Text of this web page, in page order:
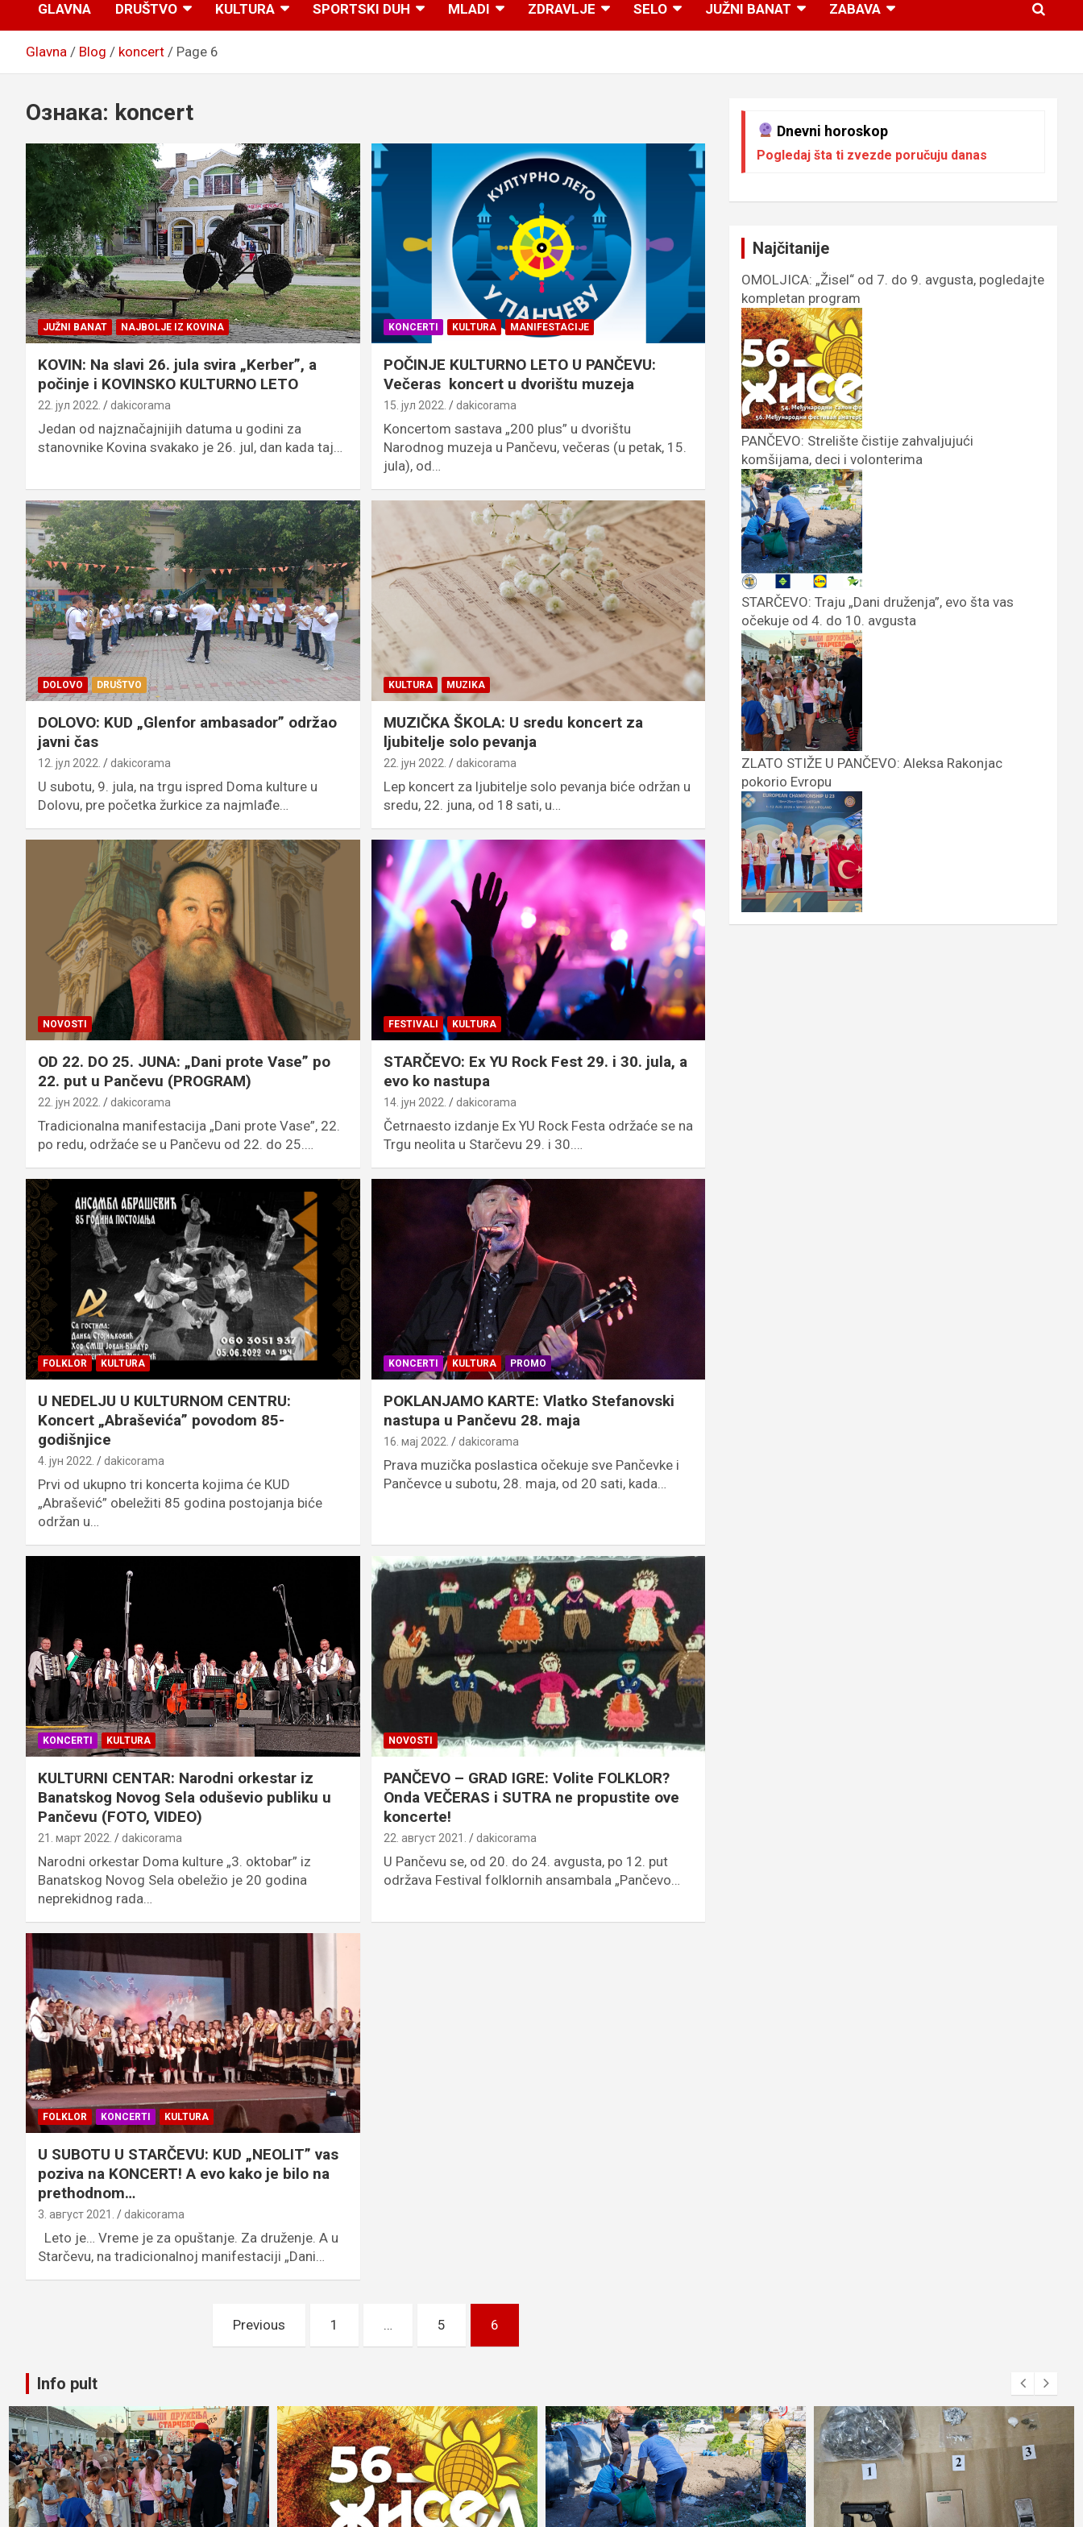
GLAVNA DRUŠTVO KULTURA SPORTSKI DUH MLADI ZDRAVLJE SELO JUŽNI BANAT ZABAVA
Glavna Blog koncert Page 6
Ознака: koncert
JUŽNI BANAT NAJBOLJE IZ KOVINA
KOVIN: Na slavi 26. jula svira „Kerber”, a
počinje i KOVINSKO KULTURNO LETO
22. јул 2022. dakicorama
Jedan od najznačajnijih datuma u godini za
stanovnike Kovina svakako je 26. jul, dan kada taj…
KONCERTI KULTURA MANIFESTACIJE
POČINJE KULTURNO LETO U PANČEVU:
Večeras koncert u dvorištu muzeja
15. јул 2022. dakicorama
Koncertom sastava „200 plus” u dvorištu
Narodnog muzeja u Pančevu, večeras (u petak, 15.
jula), od…
DOLOVO DRUŠTVO
DOLOVO: KUD „Glenfor ambasador” održao
javni čas
12. јул 2022. dakicorama
U subotu, 9. jula, na trgu ispred Doma kulture u
Dolovu, pre početka žurkice za najmlađe…
KULTURA MUZIKA
MUZIČKA ŠKOLA: U sredu koncert za
ljubitelje solo pevanja
22. јун 2022. dakicorama
Lep koncert za ljubitelje solo pevanja biće održan u
sredu, 22. juna, od 18 sati, u…
NOVOSTI
OD 22. DO 25. JUNA: „Dani prote Vase” po
22. put u Pančevu (PROGRAM)
22. јун 2022. dakicorama
Tradicionalna manifestacija „Dani prote Vase”, 22.
po redu, održaće se u Pančevu od 22. do 25.…
FESTIVALI KULTURA
STARČEVO: Ex YU Rock Fest 29. i 30. jula, a
evo ko nastupa
14. јун 2022. dakicorama
Četrnaesto izdanje Ex YU Rock Festa održaće se na
Trgu neolita u Starčevu 29. i 30.…
FOLKLOR KULTURA
U NEDELJU U КULTURNOM CENTRU:
Koncert „Abraševića” povodom 85-
godišnjice
4. јун 2022. dakicorama
Prvi od ukupno tri koncerta kojima će КUD
„Abrašević” obeležiti 85 godina postojanja biće
održan u…
KONCERTI KULTURA PROMO
POKLANJAMO KARTE: Vlatko Stefanovski
nastupa u Pančevu 28. maja
16. мај 2022. dakicorama
Prava muzička poslastica očekuje sve Pančevke i
Pančevce u subotu, 28. maja, od 20 sati, kada…
KONCERTI KULTURA
KULTURNI CENTAR: Narodni orkestar iz
Banatskog Novog Sela oduševio publiku u
Pančevu (FOTO, VIDEO)
21. март 2022. dakicorama
Narodni orkestar Doma kulture „3. oktobar” iz
Banatskog Novog Sela obeležio je 20 godina
neprekidnog rada…
NOVOSTI
PANČEVO – GRAD IGRE: Volite FOLKLOR?
Onda VEČERAS i SUTRA ne propustite ove
koncerte!
22. август 2021. dakicorama
U Pančevu se, od 20. do 24. avgusta, po 12. put
održava Festival folklornih ansambala „Pančevo…
FOLKLOR KONCERTI KULTURA
U SUBOTU U STARČEVU: KUD „NEOLIT” vas
poziva na KONCERT! A evo kako je bilo na
prethodnom…
3. август 2021. dakicorama
Leto je… Vreme je za opuštanje. Za druženje. A u
Starčevu, na tradicionalnoj manifestaciji „Dani…
Previous 1 … 5 6
Dnevni horoskop
Pogledaj šta ti zvezde poručuju danas
Najčitanije
OMOLJICA: „Žisel“ od 7. do 9. avgusta, pogledajte
kompletan program
PANČEVO: Strelište čistije zahvaljujući
komšijama, deci i volonterima
STARČEVO: Traju „Dani druženja”, evo šta vas
očekuje od 4. do 10. avgusta
ZLATO STIŽE U PANČEVO: Aleksa Rakonjac
pokorio Evropu
Info pult